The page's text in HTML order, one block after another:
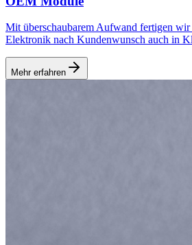
Mit überschaubarem Aufwand fertigen
Elektronik nach Kundenwunsch auch in
Mehr erfahren